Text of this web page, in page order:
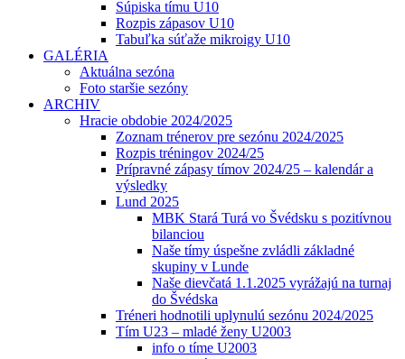
Súpiska tímu U10
Rozpis zápasov U10
Tabuľka súťaže mikroigy U10
GALÉRIA
Aktuálna sezóna
Foto staršie sezóny
ARCHIV
Hracie obdobie 2024/2025
Zoznam trénerov pre sezónu 2024/2025
Rozpis tréningov 2024/25
Prípravné zápasy tímov 2024/25 – kalendár a
výsledky
Lund 2025
MBK Stará Turá vo Švédsku s pozitívnou
bilanciou
Naše tímy úspešne zvládli základné
skupiny v Lunde
Naše dievčatá 1.1.2025 vyrážajú na turnaj
do Švédska
Tréneri hodnotili uplynulú sezónu 2024/2025
Tím U23 – mladé ženy U2003
info o tíme U2003